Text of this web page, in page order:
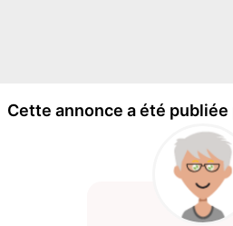
Cette annonce a été publiée